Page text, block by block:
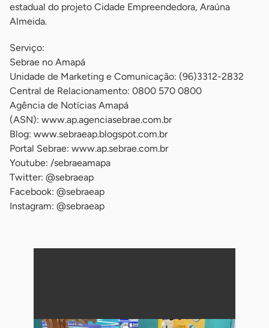
estadual do projeto Cidade Empreendedora, Araúna
Almeida.
Serviço:
Sebrae no Amapá
Unidade de Marketing e Comunicação: (96)3312-2832
Central de Relacionamento: 0800 570 0800
Agência de Notícias Amapá
(ASN): www.ap.agenciasebrae.com.br
Blog: www.sebraeap.blogspot.com.br
Portal Sebrae: www.ap.sebrae.com.br
Youtube: /sebraeamapa
Twitter: @sebraeap
Facebook: @sebraeap
Instagram: @sebraeap